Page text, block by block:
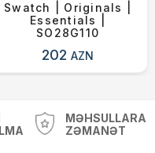
Swatch | Originals |
Essentials |
SO28G110
202AZN
MƏHSULLARA
ZƏMANƏT